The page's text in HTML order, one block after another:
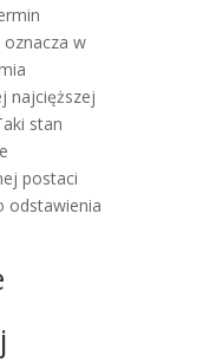
oznacza w
najcięższej
stan
postaci
odstawienia